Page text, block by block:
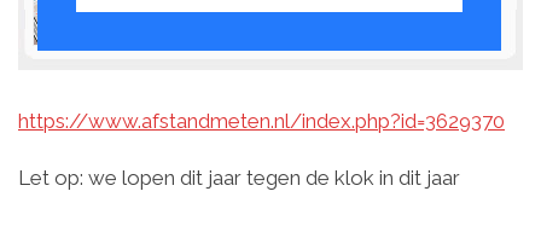
https://www.afstandmeten.nl/index.php?id=3629370
Let op: we lopen dit jaar tegen de klok in dit jaar